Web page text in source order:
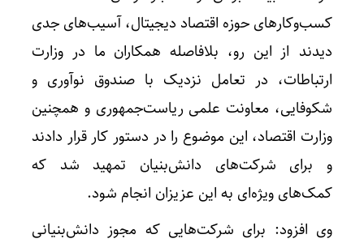
کسب‌وکارهای حوزه اقتصاد دیجیتال، آسیب‌های جدی
دیدند از این رو، بلافاصله همکاران ما در وزارت
ارتباطات، در تعامل نزدیک با صندوق نوآوری و
شکوفایی، معاونت علمی ریاست‌جمهوری و همچنین
وزارت اقتصاد، این موضوع را در دستور کار قرار دادند
و برای شرکت‌های دانش‌بنیان تمهید شد که
کمک‌های ویژه‌ای به این عزیزان انجام شود.
وی افزود: برای شرکت‌هایی که مجوز دانش‌بنیانی